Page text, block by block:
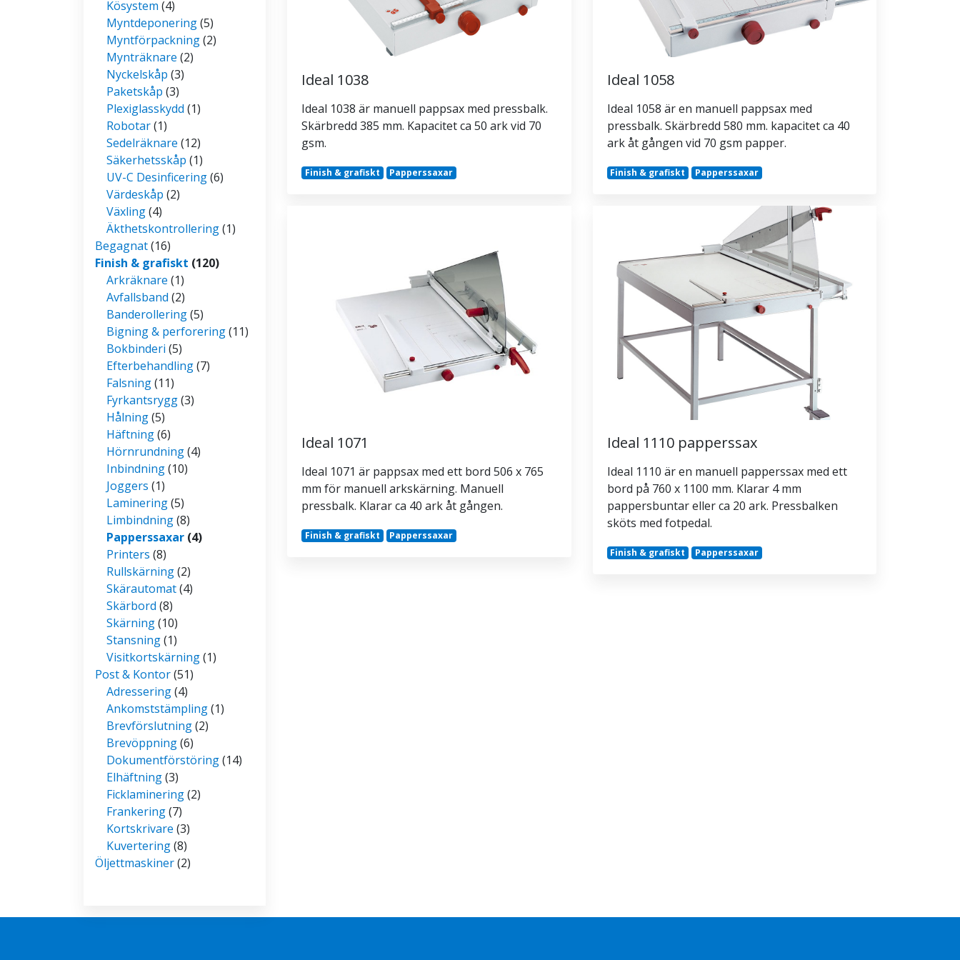
Kösystem (4)
Myntdeponering(5)
Myntförpackning(2)
Mynträknare (2)
Nyckelskåp (3)
Paketskåp (3)
Plexiglasskydd (1)
Robotar(1)
Sedelräknare (12)
Säkerhetsskåp (1)
UV-C Desinficering(6)
Värdeskåp (2)
Växling(4)
Äkthetskontrollering(1)
Begagnat(16)
Finish & grafiskt (120)
Arkräknare (1)
Avfallsband (2)
Banderollering(5)
Bigning & perforering(11)
Bokbinderi (5)
Efterbehandling(7)
Falsning(11)
Fyrkantsrygg(3)
Hålning(5)
Häftning(6)
Hörnrundning(4)
Inbindning(10)
Joggers (1)
Laminering(5)
Limbindning(8)
Papperssaxar (4)
Printers (8)
Rullskärning(2)
Skärautomat(4)
Skärbord (8)
Skärning(10)
Stansning(1)
Visitkortskärning(1)
Post & Kontor(51)
Adressering(4)
Ankomststämpling(1)
Brevförslutning(2)
Brevöppning(6)
Dokumentförstöring(14)
Elhäftning(3)
Ficklaminering(2)
Frankering(7)
Kortskrivare (3)
Kuvertering(8)
Öljettmaskiner(2)
Ideal 1038
Ideal 1038 är manuell pappsax med pressbalk.
Skärbredd 385 mm. Kapacitet ca 50 ark vid 70
gsm.
Finish & grafiskt Papperssaxar
Ideal 1058
Ideal 1058 är en manuell pappsax med
pressbalk. Skärbredd 580 mm. kapacitet ca 40
ark åt gången vid 70 gsm papper.
Finish & grafiskt Papperssaxar
Ideal 1071
Ideal 1071 är pappsax med ett bord 506 x 765
mm för manuell arkskärning. Manuell
pressbalk. Klarar ca 40 ark åt gången.
Finish & grafiskt Papperssaxar
Ideal 1110 papperssax
Ideal 1110 är en manuell papperssax med ett
bord på 760 x 1100 mm. Klarar 4 mm
pappersbuntar eller ca 20 ark. Pressbalken
sköts med fotpedal.
Finish & grafiskt Papperssaxar